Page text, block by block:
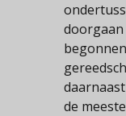
de